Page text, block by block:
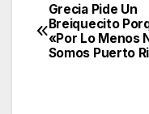
de
Grecia Pide Un
Breiquecito
«Por Lo Menos
Somos Puerto